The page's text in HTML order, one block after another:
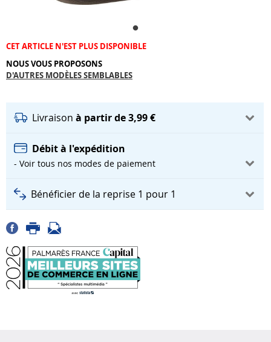
CET ARTICLE N'EST PLUS DISPONIBLE
NOUS VOUS PROPOSONS
D'AUTRES MODÈLES SEMBLABLES
Livraison à partir de 3,99 €
Débit à l'expédition
- Voir tous nos modes de paiement
Bénéficier de la reprise 1 pour 1